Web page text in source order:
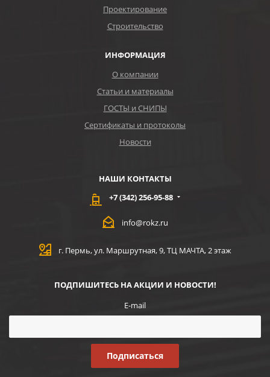
Проектирование
Строительство
ИНФОРМАЦИЯ
О компании
Статьи и материалы
ГОСТЫ и СНИПЫ
Сертификаты и протоколы
Новости
НАШИ КОНТАКТЫ
+7 (342) 256-95-88
info@rokz.ru
г. Пермь, ул. Маршрутная, 9, ТЦ МАЧТА, 2 этаж
ПОДПИШИТЕСЬ НА АКЦИИ И НОВОСТИ!
E-mail